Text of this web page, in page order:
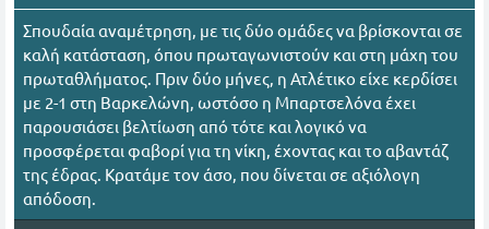
Σπουδαία αναμέτρηση, με τις δύο ομάδες να βρίσκονται σε
καλή κατάσταση, όπου πρωταγωνιστούν και στη μάχη του
πρωταθλήματος. Πριν δύο μήνες, η Ατλέτικο είχε κερδίσει
με 2-1 στη Βαρκελώνη, ωστόσο η Μπαρτσελόνα έχει
παρουσιάσει βελτίωση από τότε και λογικό να
προσφέρεται φαβορί για τη νίκη, έχοντας και το αβαντάζ
της έδρας. Κρατάμε τον άσο, που δίνεται σε αξιόλογη
απόδοση.